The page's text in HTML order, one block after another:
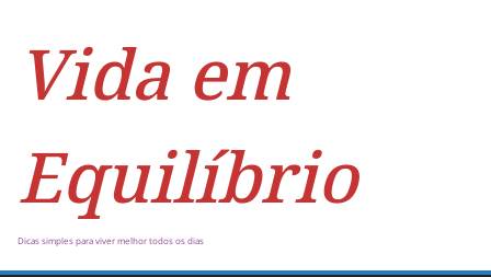
Vida em
Equilíbrio
Dicas simples para viver melhor todos os dias